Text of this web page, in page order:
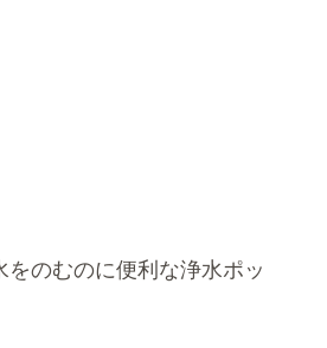
をのむのに便利な浄水ポッ